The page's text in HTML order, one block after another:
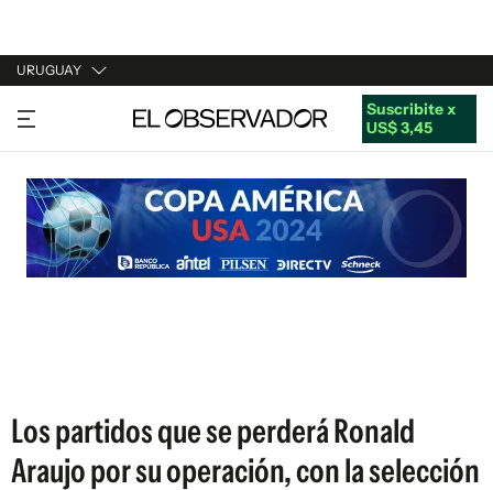
URUGUAY
URUGUAY
ARGENTINA
ESPAÑA
ESTADOS UNIDOS
Suscribite x
US$ 3,45
Los partidos que se perderá Ronald
Araujo por su operación, con la selección